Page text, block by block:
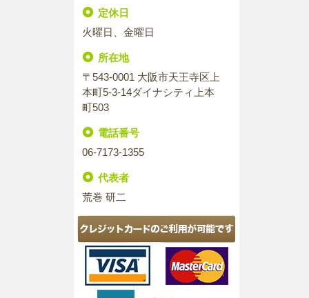
定休日
火曜日、金曜日
所在地
〒543-0001 大阪市天王寺区上
本町5-3-14ダイナシティ上本
町503
電話番号
06-7173-1355
代表者
荒巻 研二